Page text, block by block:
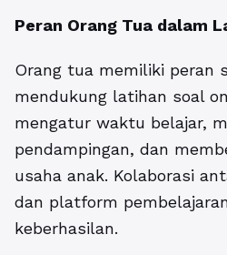
Peran Orang Tua dalam
Orang tua memiliki peran
mendukung latihan soal
mengatur waktu belajar,
pendampingan, dan
usaha anak. Kolaborasi
dan platform
keberhasilan.